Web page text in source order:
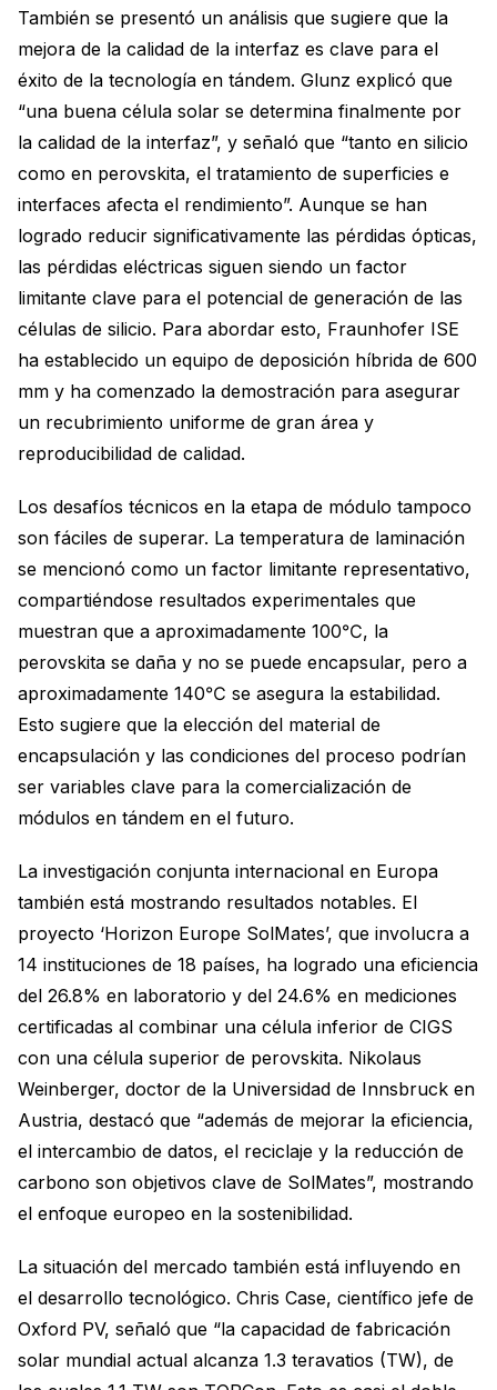
También se presentó un análisis que sugiere que la
mejora de la calidad de la interfaz es clave para el
éxito de la tecnología en tándem. Glunz explicó que
“una buena célula solar se determina finalmente por
la calidad de la interfaz”, y señaló que “tanto en silicio
como en perovskita, el tratamiento de superficies e
interfaces afecta el rendimiento”. Aunque se han
logrado reducir significativamente las pérdidas ópticas,
las pérdidas eléctricas siguen siendo un factor
limitante clave para el potencial de generación de las
células de silicio. Para abordar esto, Fraunhofer ISE
ha establecido un equipo de deposición híbrida de 600
mm y ha comenzado la demostración para asegurar
un recubrimiento uniforme de gran área y
reproducibilidad de calidad.
Los desafíos técnicos en la etapa de módulo tampoco
son fáciles de superar. La temperatura de laminación
se mencionó como un factor limitante representativo,
compartiéndose resultados experimentales que
muestran que a aproximadamente 100℃, la
perovskita se daña y no se puede encapsular, pero a
aproximadamente 140℃ se asegura la estabilidad.
Esto sugiere que la elección del material de
encapsulación y las condiciones del proceso podrían
ser variables clave para la comercialización de
módulos en tándem en el futuro.
La investigación conjunta internacional en Europa
también está mostrando resultados notables. El
proyecto ‘Horizon Europe SolMates’, que involucra a
14 instituciones de 18 países, ha logrado una eficiencia
del 26.8% en laboratorio y del 24.6% en mediciones
certificadas al combinar una célula inferior de CIGS
con una célula superior de perovskita. Nikolaus
Weinberger, doctor de la Universidad de Innsbruck en
Austria, destacó que “además de mejorar la eficiencia,
el intercambio de datos, el reciclaje y la reducción de
carbono son objetivos clave de SolMates”, mostrando
el enfoque europeo en la sostenibilidad.
La situación del mercado también está influyendo en
el desarrollo tecnológico. Chris Case, científico jefe de
Oxford PV, señaló que “la capacidad de fabricación
solar mundial actual alcanza 1.3 teravatios (TW), de